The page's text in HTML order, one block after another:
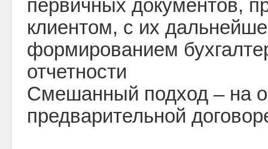
первичных документов,
клиентом, с их
формированием
отчетности
Смешанный подход – на
предварительной